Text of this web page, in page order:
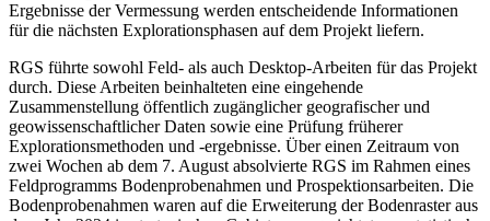
Ergebnisse der Vermessung werden entscheidende Informationen
für die nächsten Explorationsphasen auf dem Projekt liefern.
RGS führte sowohl Feld- als auch Desktop-Arbeiten für das Projekt
durch. Diese Arbeiten beinhalteten eine eingehende
Zusammenstellung öffentlich zugänglicher geografischer und
geowissenschaftlicher Daten sowie eine Prüfung früherer
Explorationsmethoden und -ergebnisse. Über einen Zeitraum von
zwei Wochen ab dem 7. August absolvierte RGS im Rahmen eines
Feldprogramms Bodenprobenahmen und Prospektionsarbeiten. Die
Bodenprobenahmen waren auf die Erweiterung der Bodenraster aus